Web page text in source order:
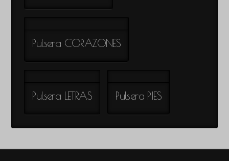
Pulsera CORAZONES
Pulsera LETRAS Pulsera PIES